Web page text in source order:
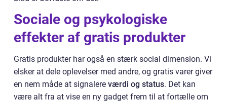
Sociale og psykologiske
effekter af gratis produkter
Gratis produkter har også en stærk social dimension. Vi
elsker at dele oplevelser med andre, og gratis varer giver
en nem måde at signalere værdi og status. Det kan
være alt fra at vise en ny gadget frem til at fortælle om